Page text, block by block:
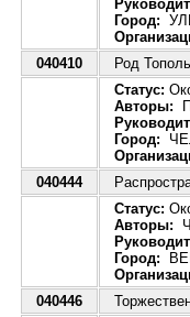
Город:
040410
Род
Статус:
Авторы:
Город:
040444
Статус:
Авторы:
Город:
040446